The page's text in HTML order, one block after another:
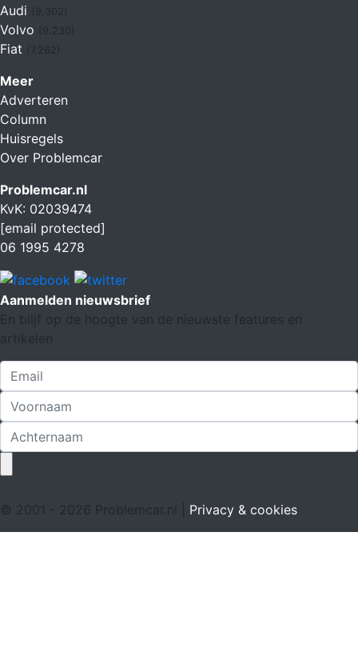
Audi
Volvo
Fiat (7.262)
Meer
Adverteren
Column
Huisregels
Over Problemcar
Problemcar.nl
KvK: 02039474
[email protected]
06 1995 4278
Aanmelden nieuwsbrief
En blijf op de hoogte van de nieuwste features en
artikelen
© 2001 - 2026 Problemcar.nl | Privacy & cookies